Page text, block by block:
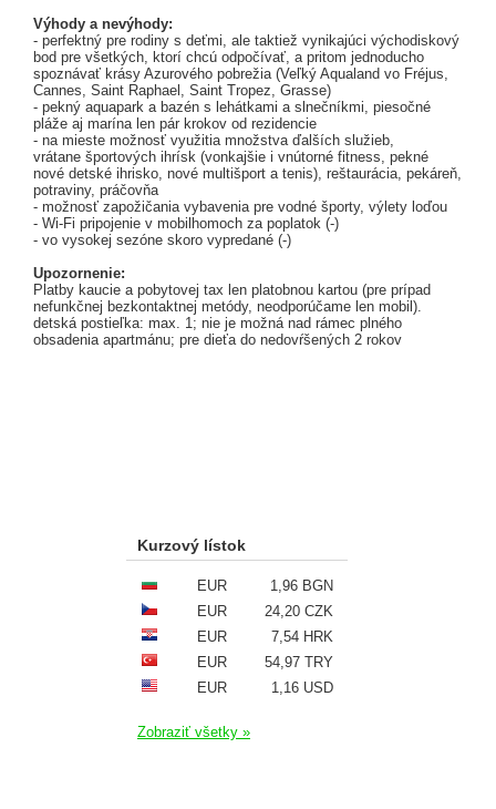
Výhody a nevýhody:
- perfektný pre rodiny s deťmi, ale taktiež vynikajúci východiskový
bod pre všetkých, ktorí chcú odpočívať, a pritom jednoducho
spoznávať krásy Azurového pobrežia (Veľký Aqualand vo Fréjus,
Cannes, Saint Raphael, Saint Tropez, Grasse)
- pekný aquapark a bazén s lehátkami a slnečníkmi, piesočné
pláže aj marína len pár krokov od rezidencie
- na mieste možnosť využitia množstva ďalších služieb,
vrátane športových ihrísk (vonkajšie i vnútorné fitness, pekné
nové detské ihrisko, nové multišport a tenis), reštaurácia, pekáreň,
potraviny, práčovňa
- možnosť zapožičania vybavenia pre vodné športy, výlety loďou
- Wi-Fi pripojenie v mobilhomoch za poplatok (-)
- vo vysokej sezóne skoro vypredané (-)
Upozornenie:
Platby kaucie a pobytovej tax len platobnou kartou (pre prípad
nefunkčnej bezkontaktnej metódy, neodporúčame len mobil).
detská postieľka: max. 1; nie je možná nad rámec plného
obsadenia apartmánu; pre dieťa do nedovŕšených 2 rokov
Kurzový lístok
EUR
1,96 BGN
EUR
24,20 CZK
EUR
7,54 HRK
EUR
54,97 TRY
EUR
1,16 USD
Zobraziť všetky »